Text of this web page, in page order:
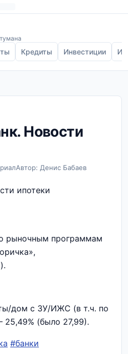
Кредиты Инвестиции
Новости
Автор: Денис Бабаев
ипотеки
рыночным программам
дом с ЗУ/ИЖС (в т.ч. по
(было 27,99).
#банки